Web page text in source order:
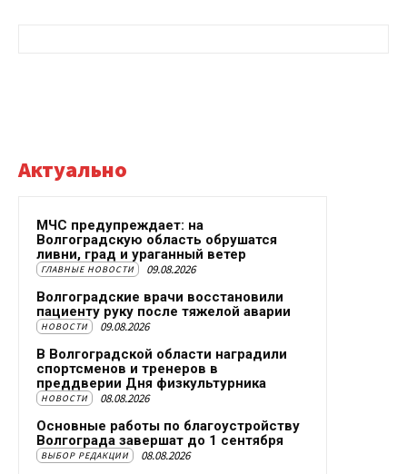
Актуально
МЧС предупреждает: на
Волгоградскую область обрушатся
ливни, град и ураганный ветер
ГЛАВНЫЕ НОВОСТИ 09.08.2026
Волгоградские врачи восстановили
пациенту руку после тяжелой аварии
НОВОСТИ 09.08.2026
В Волгоградской области наградили
спортсменов и тренеров в
преддверии Дня физкультурника
НОВОСТИ 08.08.2026
Основные работы по благоустройству
Волгограда завершат до 1 сентября
ВЫБОР РЕДАКЦИИ 08.08.2026